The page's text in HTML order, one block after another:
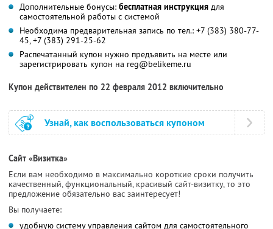
Дополнительные бонусы: бесплатная инструкция для
самостоятельной работы с системой
Необходима предварительная запись по тел.: +7 (383) 380-77-
45, +7 (383) 291-25-62
Распечатанный купон нужно предъявить на месте или
зарегистрировать купон на reg@belikeme.ru
Купон действителен по 22 февраля 2012 включительно
Узнай, как воспользоваться купоном
Сайт «Визитка»
Если вам необходимо в максимально короткие сроки получить
качественный, функциональный, красивый сайт-визитку, то это
предложение обязательно вас заинтересует!
Вы получаете:
удобную систему управления сайтом для самостоятельного